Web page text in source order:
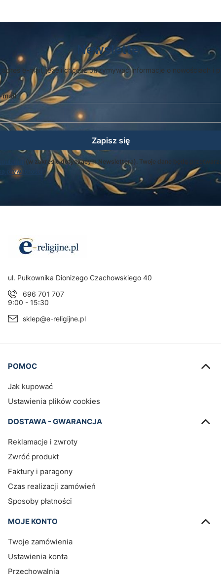
Newsletter
adres e-mail, jeżeli chcesz otrzymywać informacje o nowościach i
mail
Zapisz się
(w zakresie dotyczącym Newslettera). Twoje dane będą
prywatności
Adres:
ul. Pułkownika Dionizego Czachowskiego 40
696 701 707
9:00 - 15:30
sklep@e-religijne.pl
Linki w stopce
POMOC
Jak kupować
Ustawienia plików cookies
DOSTAWA - GWARANCJA
Reklamacje i zwroty
Zwróć produkt
Faktury i paragony
Czas realizacji zamówień
Sposoby płatności
MOJE KONTO
Twoje zamówienia
Ustawienia konta
Przechowalnia